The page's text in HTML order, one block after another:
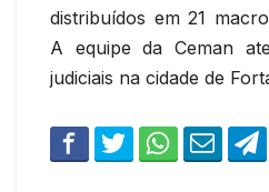
distribuídos em 21
A equipe da Ceman
judiciais na cidade de